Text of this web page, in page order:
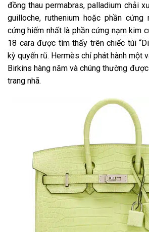
đồng thau permabras, palladium chải
guilloche, ruthenium hoặc phần cứng
cứng hiếm nhất là phần cứng nạm kim
18 cara được tìm thấy trên chiếc túi
kỳ quyến rũ. Hermès chỉ phát hành một
Birkins hàng năm và chúng thường
trang nhã.